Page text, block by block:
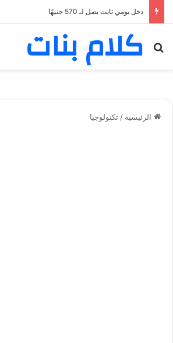
دخل يومي ثابت يصل لـ 570 جنيهًا
كلام بنات
بحث عن
الرئيسية / تكنولوجيا